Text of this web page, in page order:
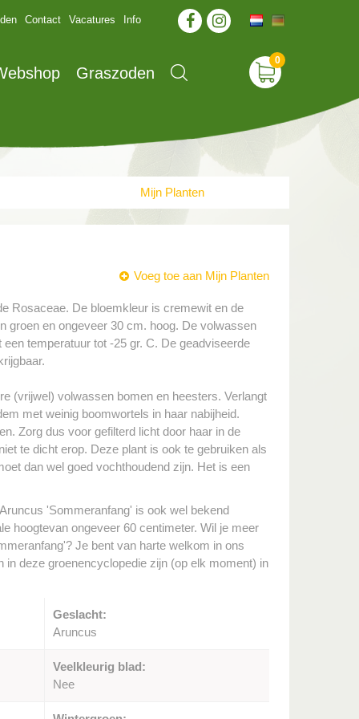
Contact Vacatures Info
Graszoden
Mijn Planten
Voeg toe aan Mijn Planten
Rosaceae. De bloemkleur is cremewit en de
groen en ongeveer 30 cm. hoog. De volwassen
temperatuur tot -25 gr. C. De geadviseerde
(vrijwel) volwassen bomen en heesters. Verlangt
met weinig boomwortels in haar nabijheid.
Zorg dus voor gefilterd licht door haar in de
te dicht erop. Deze plant is ook te gebruiken als
dan wel goed vochthoudend zijn. Het is een
'Sommeranfang' is ook wel bekend
hoogtevan ongeveer 60 centimeter. Wil je meer
Je bent van harte welkom in ons
deze groenencyclopedie zijn (op elk moment) in
Geslacht:
Aruncus
Veelkleurig blad:
Nee